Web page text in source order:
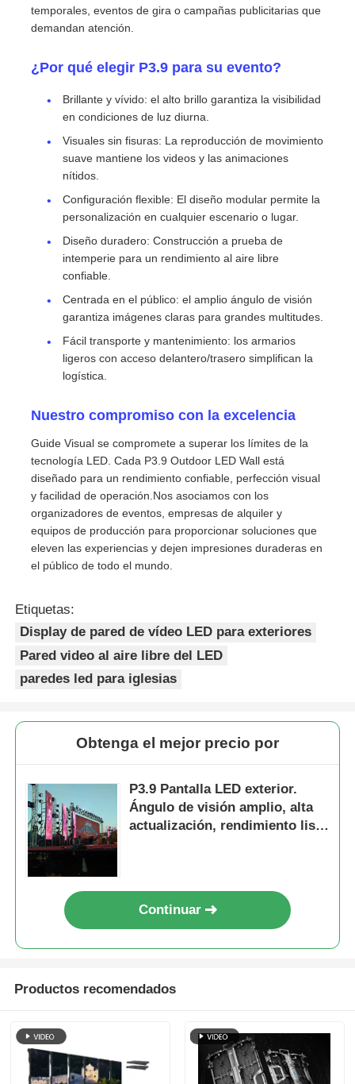
temporales, eventos de gira o campañas publicitarias que
demandan atención.
¿Por qué elegir P3.9 para su evento?
Brillante y vívido: el alto brillo garantiza la visibilidad
en condiciones de luz diurna.
Visuales sin fisuras: La reproducción de movimiento
suave mantiene los videos y las animaciones
nítidos.
Configuración flexible: El diseño modular permite la
personalización en cualquier escenario o lugar.
Diseño duradero: Construcción a prueba de
intemperie para un rendimiento al aire libre
confiable.
Centrada en el público: el amplio ángulo de visión
garantiza imágenes claras para grandes multitudes.
Fácil transporte y mantenimiento: los armarios
ligeros con acceso delantero/trasero simplifican la
logística.
Nuestro compromiso con la excelencia
Guide Visual se compromete a superar los límites de la
tecnología LED. Cada P3.9 Outdoor LED Wall está
diseñado para un rendimiento confiable, perfección visual
y facilidad de operación.Nos asociamos con los
organizadores de eventos, empresas de alquiler y
equipos de producción para proporcionar soluciones que
eleven las experiencias y dejen impresiones duraderas en
el público de todo el mundo.
Etiquetas:
Display de pared de vídeo LED para exteriores
Pared video al aire libre del LED
paredes led para iglesias
Obtenga el mejor precio por
P3.9 Pantalla LED exterior.
Ángulo de visión amplio, alta
actualización, rendimiento listo
Continuar
Productos recomendados